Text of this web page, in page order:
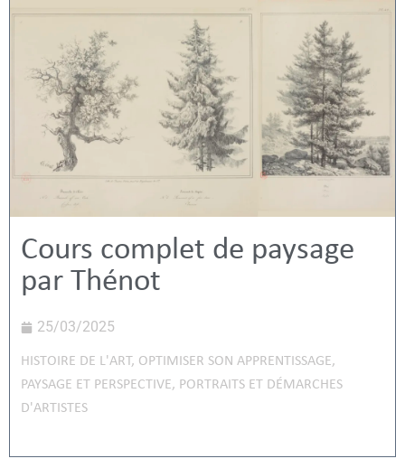
Cours complet de paysage
par Thénot
25/03/2025
HISTOIRE DE L'ART, OPTIMISER SON APPRENTISSAGE,
PAYSAGE ET PERSPECTIVE, PORTRAITS ET DÉMARCHES
D'ARTISTES